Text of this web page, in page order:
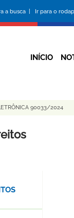
a busca | Ir para o
INÍCIO
90033/2024